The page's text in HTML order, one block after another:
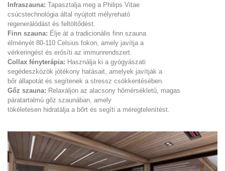
Infraszauna: Tapasztalja meg a Philips Vitae
csúcstechnológia által nyújtott mélyreható
regenerálódást és feltöltődést.
Finn szauna: Élje át a tradicionális finn szauna
élményét 80-110 Celsius fokon, amely javítja a
vérkeringést és erősíti az immunrendszert.
Collax fényterápia: Használja ki a gyógyászati
segédeszközök jótékony hatásait, amelyek javítják a
bőr állapotát és segítenek a stressz csökkentésében.
Gőz szauna: Relaxáljon az alacsony hőmérsékletű, magas
páratartalmú gőz szaunában, amely
tökéletesen hidratálja a bőrt és segíti a méregtelenítést.